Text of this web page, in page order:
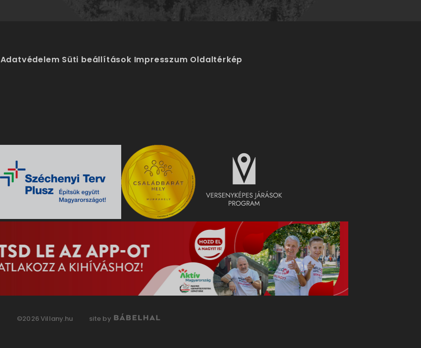
Adatvédelem Süti beállítások Impresszum Oldaltérkép
©2026 Villany.hu site by